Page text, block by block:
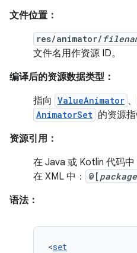
文件位置：
res/animator/
文件名用作资源 ID。
编译后的资源数据类型：
指向 ValueAnimator 、
AnimatorSet 的资源
资源引用：
在 Java 或 Kotlin 代码中
在 XML 中： @[ package
语法：
<set